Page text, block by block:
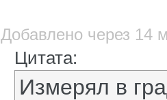
Добавлено через 14
Цитата:
Измерял в